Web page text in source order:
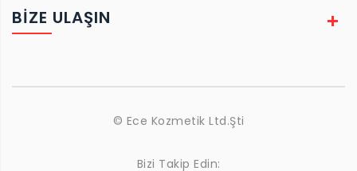
BIZE ULAŞIN
© Ece Kozmetik Ltd.Şti
Bizi Takip Edin: